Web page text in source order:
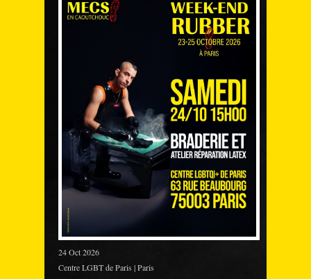
24 Oct 2026
Centre LGBT de Paris | Paris